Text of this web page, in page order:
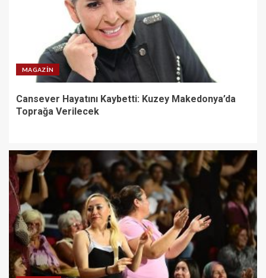
MAGAZIN
Cansever Hayatını Kaybetti: Kuzey Makedonya’da
Toprağa Verilecek